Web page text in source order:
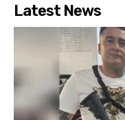
Latest News